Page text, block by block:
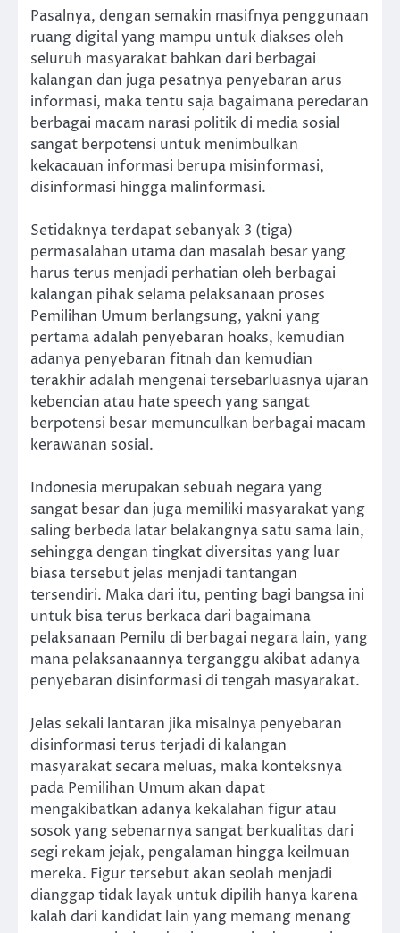
Pasalnya, dengan semakin masifnya penggunaan
ruang digital yang mampu untuk diakses oleh
seluruh masyarakat bahkan dari berbagai
kalangan dan juga pesatnya penyebaran arus
informasi, maka tentu saja bagaimana peredaran
berbagai macam narasi politik di media sosial
sangat berpotensi untuk menimbulkan
kekacauan informasi berupa misinformasi,
disinformasi hingga malinformasi.
Setidaknya terdapat sebanyak 3 (tiga)
permasalahan utama dan masalah besar yang
harus terus menjadi perhatian oleh berbagai
kalangan pihak selama pelaksanaan proses
Pemilihan Umum berlangsung, yakni yang
pertama adalah penyebaran hoaks, kemudian
adanya penyebaran fitnah dan kemudian
terakhir adalah mengenai tersebarluasnya ujaran
kebencian atau hate speech yang sangat
berpotensi besar memunculkan berbagai macam
kerawanan sosial.
Indonesia merupakan sebuah negara yang
sangat besar dan juga memiliki masyarakat yang
saling berbeda latar belakangnya satu sama lain,
sehingga dengan tingkat diversitas yang luar
biasa tersebut jelas menjadi tantangan
tersendiri. Maka dari itu, penting bagi bangsa ini
untuk bisa terus berkaca dari bagaimana
pelaksanaan Pemilu di berbagai negara lain, yang
mana pelaksanaannya terganggu akibat adanya
penyebaran disinformasi di tengah masyarakat.
Jelas sekali lantaran jika misalnya penyebaran
disinformasi terus terjadi di kalangan
masyarakat secara meluas, maka konteksnya
pada Pemilihan Umum akan dapat
mengakibatkan adanya kekalahan figur atau
sosok yang sebenarnya sangat berkualitas dari
segi rekam jejak, pengalaman hingga keilmuan
mereka. Figur tersebut akan seolah menjadi
dianggap tidak layak untuk dipilih hanya karena
kalah dari kandidat lain yang memang menang